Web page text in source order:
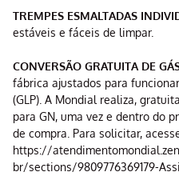
TREMPES ESMALTADAS
estáveis e fáceis de limpar.
CONVERSÃO GRATUITA DE
fábrica ajustados para
(GLP). A Mondial realiza,
para GN, uma vez e dentro do
de compra. Para solicitar,
https://
br/sections/9809776369179-